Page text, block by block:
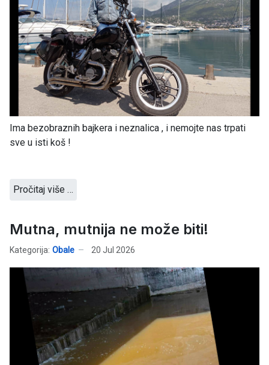
Ima bezobraznih bajkera i neznalica , i nemojte nas trpati
sve u isti koš !
Pročitaj više …
Mutna, mutnija ne može biti!
Kategorija: Obale 20 Jul 2026